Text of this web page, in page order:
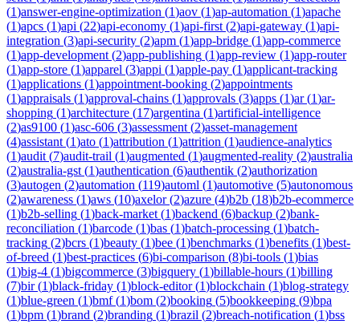
(1)answer-engine-optimization (1)aov (1)ap-automation (1)apache
(1)apcs (1)api (22)api-economy (1)api-first (2)api-gateway (1)api-
integration (3)api-security (2)apm (1)app-bridge (1)app-commerce
(1)app-development (2)app-publishing (1)app-review (1)app-router
(1)app-store (1)apparel (3)appi (1)apple-pay (1)applicant-tracking
(1)applications (1)appointment-booking (2)appointments
(1)appraisals (1)approval-chains (1)approvals (3)apps (1)ar(1)ar-
shopping (1)architecture (17)argentina (1)artificial-intelligence
(2)as9100 (1)asc-606 (3)assessment (2)asset-management
(4)assistant (1)ato (1)attribution (1)attrition (1)audience-analytics
(1)audit (7)audit-trail (1)augmented (1)augmented-reality (2)australia
(2)australia-gst (1)authentication (6)authentik (2)authorization
(3)autogen (2)automation (119)automl (1)automotive (5)autonomous
(2)awareness (1)aws (10)axelor(2)azure (4)b2b (18)b2b-ecommerce
(1)b2b-selling (1)back-market (1)backend (6)backup (2)bank-
reconciliation (1)barcode (1)bas (1)batch-processing (1)batch-
tracking (2)bcrs (1)beauty (1)bee (1)benchmarks (1)benefits (1)best-
of-breed (1)best-practices (6)bi-comparison (8)bi-tools (1)bias
(1)big-4 (1)bigcommerce (3)bigquery (1)billable-hours (1)billing
(7)bir(1)black-friday (1)block-editor(1)blockchain (1)blog-strategy
(1)blue-green (1)bmf(1)bom (2)booking (5)bookkeeping (9)bpa
(1)bpm (1)brand (2)branding (1)brazil (2)breach-notification (1)bss